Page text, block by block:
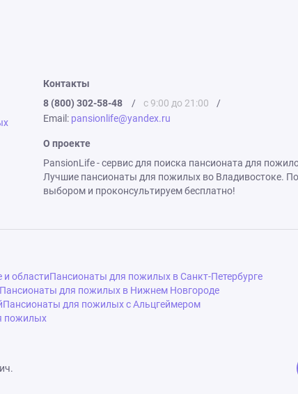
Контакты
8 (800) 302-58-48
/ с 9:00 до 21:00
/
Email: pansionlife@yandex.ru
О проекте
PansionLife - сервис для поиска пансионата для
Лучшие пансионаты для пожилых во Владивостоке.
выбором и проконсультируем бесплатно!
областиПансионаты для пожилых в Санкт-Петербурге
Пансионаты для пожилых в Нижнем Новгороде
Пансионаты для пожилых с Альцгеймером
пожилых